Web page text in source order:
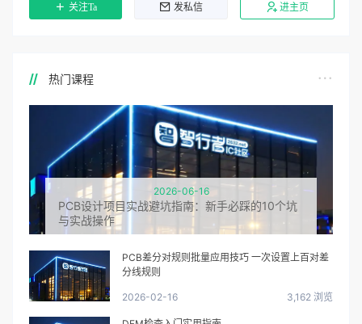
关注Ta 发私信 进主页
热门课程
2026-06-16
PCB设计项目实战避坑指南：新手必踩的10个坑
与实战操作
PCB差分对规则批量应用技巧 一次设置上百对差
分线规则
2026-02-16 3,162 浏览